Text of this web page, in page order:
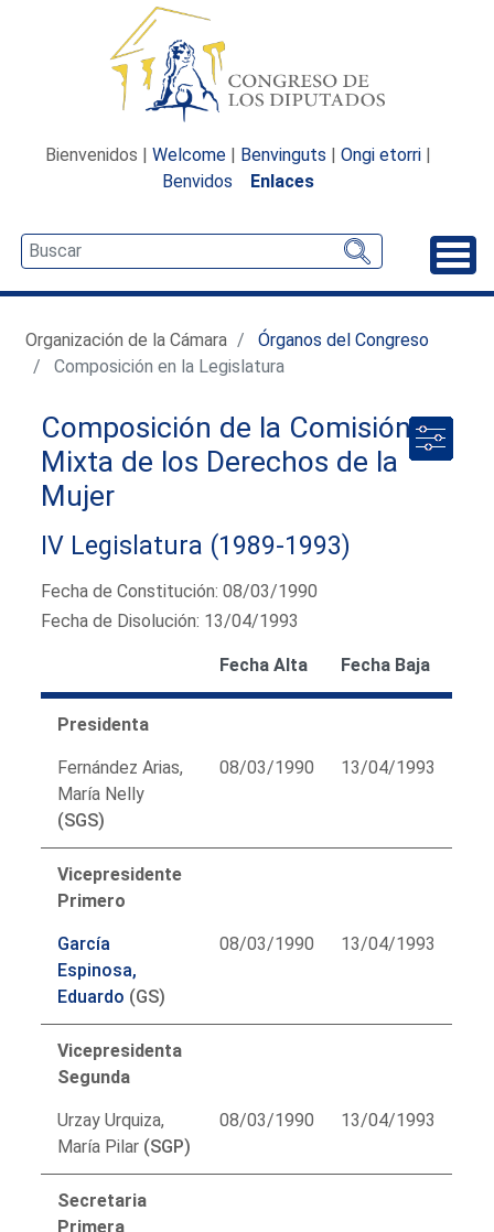
Bienvenidos | Welcome | Benvinguts | Ongi etorri |
Benvidos
Enlaces
Organización de la Cámara
Órganos del Congreso
Composición en la Legislatura
Composición de la Comisión
Mixta de los Derechos de la
Mujer
IV Legislatura (1989-1993)
Fecha de Constitución: 08/03/1990
Fecha de Disolución: 13/04/1993
Fecha Alta Fecha Baja
Presidenta
Fernández Arias,
María Nelly
(SGS)
08/03/1990 13/04/1993
Vicepresidente
Primero
García
Espinosa,
Eduardo (GS)
08/03/1990 13/04/1993
Vicepresidenta
Segunda
Urzay Urquiza,
María Pilar (SGP)
08/03/1990 13/04/1993
Secretaria
Primera